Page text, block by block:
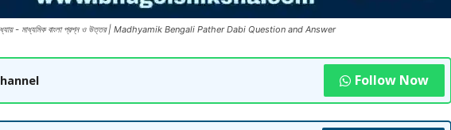
- মাধ্যমিক বাংলা প্রশ্ন ও উত্তর | Madhyamik Bengali Pather Dabi Question and Answer
Follow Now